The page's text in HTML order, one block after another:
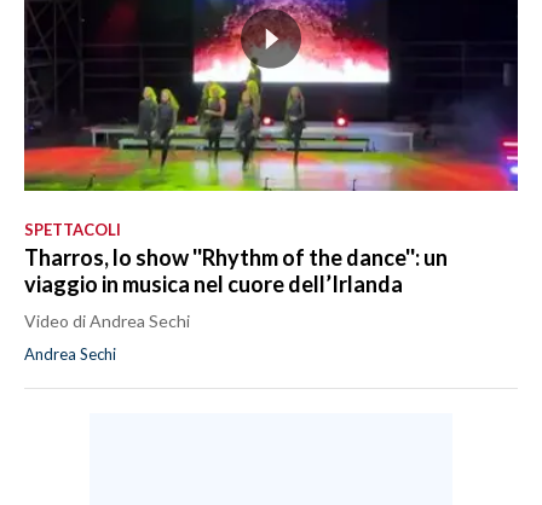
SPETTACOLI
Tharros, lo show ''Rhythm of the dance'': un
viaggio in musica nel cuore dell’Irlanda
Video di Andrea Sechi
Andrea Sechi